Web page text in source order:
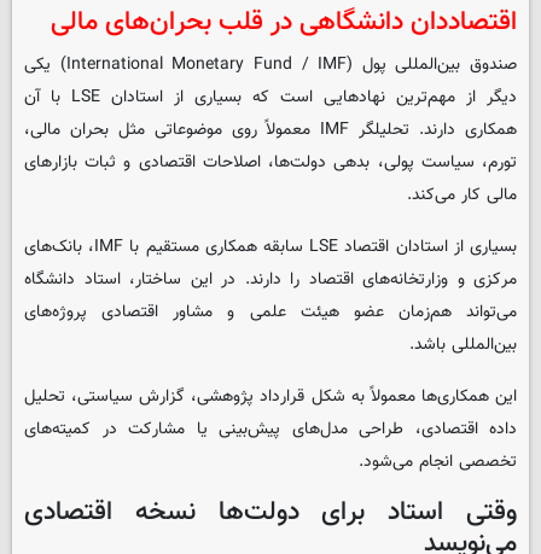
اقتصاددان دانشگاهی در قلب بحران‌های مالی
صندوق بین‌المللی پول (International Monetary Fund / IMF) یکی
دیگر از مهم‌ترین نهادهایی است که بسیاری از استادان LSE با آن
همکاری دارند. تحلیلگر IMF معمولاً روی موضوعاتی مثل بحران مالی،
تورم، سیاست پولی، بدهی دولت‌ها، اصلاحات اقتصادی و ثبات بازارهای
مالی کار می‌کند.
بسیاری از استادان اقتصاد LSE سابقه همکاری مستقیم با IMF، بانک‌های
مرکزی و وزارتخانه‌های اقتصاد را دارند. در این ساختار، استاد دانشگاه
می‌تواند هم‌زمان عضو هیئت علمی و مشاور اقتصادی پروژه‌های
بین‌المللی باشد.
این همکاری‌ها معمولاً به شکل قرارداد پژوهشی، گزارش سیاستی، تحلیل
داده اقتصادی، طراحی مدل‌های پیش‌بینی یا مشارکت در کمیته‌های
تخصصی انجام می‌شود.
وقتی استاد برای دولت‌ها نسخه اقتصادی
می‌نویسد